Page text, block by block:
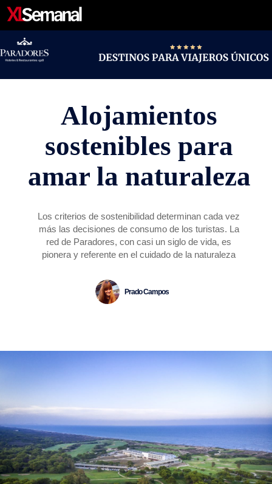
ACTUALIDAD
FIRMAS CARTAS DE LOS LECTORES VÍDEOS
Alojamientos
sostenibles para
amar la naturaleza
Los criterios de sostenibilidad determinan cada vez
más las decisiones de consumo de los turistas. La
red de Paradores, con casi un siglo de vida, es
pionera y referente en el cuidado de la naturaleza
Prado Campos